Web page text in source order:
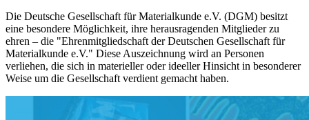
Die Deutsche Gesellschaft für Materialkunde e.V. (DGM) besitzt
eine besondere Möglichkeit, ihre herausragenden Mitglieder zu
ehren – die "Ehrenmitgliedschaft der Deutschen Gesellschaft für
Materialkunde e.V." Diese Auszeichnung wird an Personen
verliehen, die sich in materieller oder ideeller Hinsicht in besonderer
Weise um die Gesellschaft verdient gemacht haben.